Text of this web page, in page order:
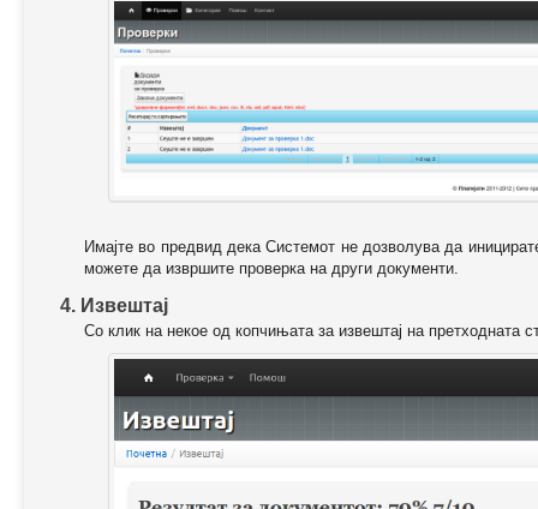
Имајте во предвид дека Системот не дозволува да
можете да извршите проверка на други документи.
4. Извештај
Со клик на некое од копчињата за извештај на претходната